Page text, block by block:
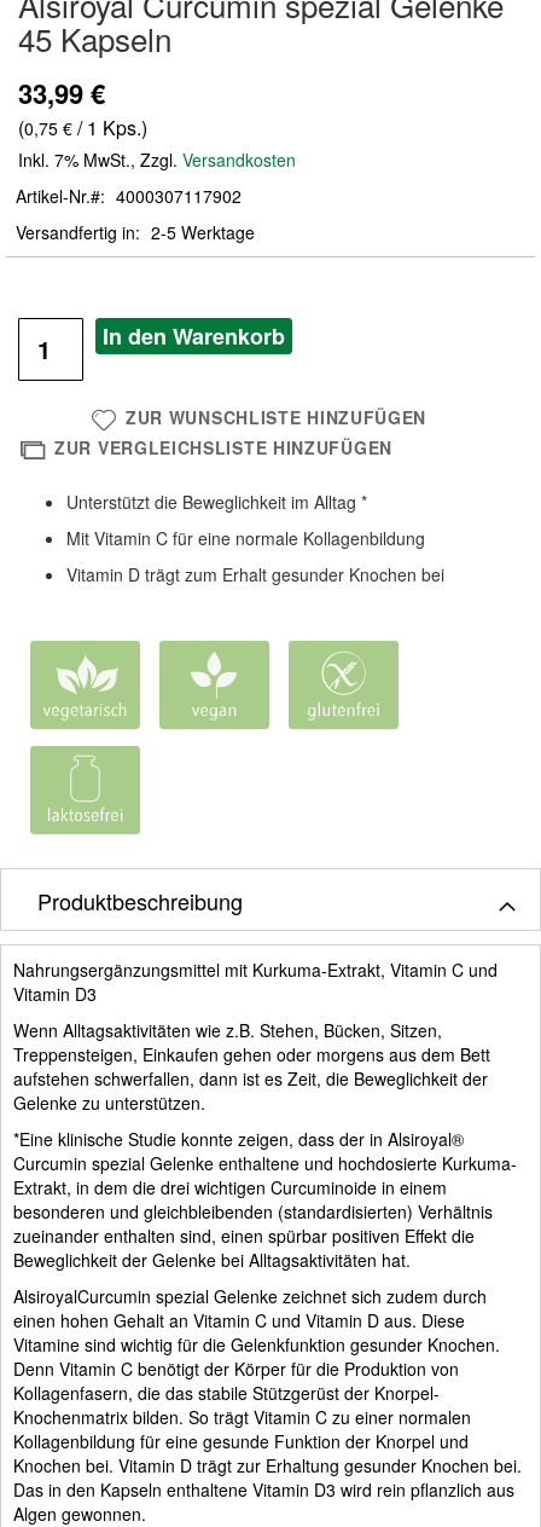
der
Bildergalerie
45 Kapseln
33,99 €
(0,75 € / 1 Kps.)
Inkl. 7% MwSt., Zzgl. Versandkosten
Artikel-Nr.
4000307117902
Versandfertig in
2-5 Werktage
In den Warenkorb
ZUR WUNSCHLISTE HINZUFÜGEN
ZUR VERGLEICHSLISTE HINZUFÜGEN
Unterstützt die Beweglichkeit im Alltag *
Mit Vitamin C für eine normale Kollagenbildung
Vitamin D trägt zum Erhalt gesunder Knochen bei
Produktbeschreibung
Nahrungsergänzungsmittel mit Kurkuma-Extrakt, Vitamin C und
Vitamin D3
Wenn Alltagsaktivitäten wie z.B. Stehen, Bücken, Sitzen,
Treppensteigen, Einkaufen gehen oder morgens aus dem Bett
aufstehen schwerfallen, dann ist es Zeit, die Beweglichkeit der
Gelenke zu unterstützen.
*Eine klinische Studie konnte zeigen, dass der in Alsiroyal®
Curcumin spezial Gelenke enthaltene und hochdosierte Kurkuma-
Extrakt, in dem die drei wichtigen Curcuminoide in einem
besonderen und gleichbleibenden (standardisierten) Verhältnis
zueinander enthalten sind, einen spürbar positiven Effekt die
Beweglichkeit der Gelenke bei Alltagsaktivitäten hat.
AlsiroyalCurcumin spezial Gelenke zeichnet sich zudem durch
einen hohen Gehalt an Vitamin C und Vitamin D aus. Diese
Vitamine sind wichtig für die Gelenkfunktion gesunder Knochen.
Denn Vitamin C benötigt der Körper für die Produktion von
Kollagenfasern, die das stabile Stützgerüst der Knorpel-
Knochenmatrix bilden. So trägt Vitamin C zu einer normalen
Kollagenbildung für eine gesunde Funktion der Knorpel und
Knochen bei. Vitamin D trägt zur Erhaltung gesunder Knochen bei.
Das in den Kapseln enthaltene Vitamin D3 wird rein pflanzlich aus
Algen gewonnen.